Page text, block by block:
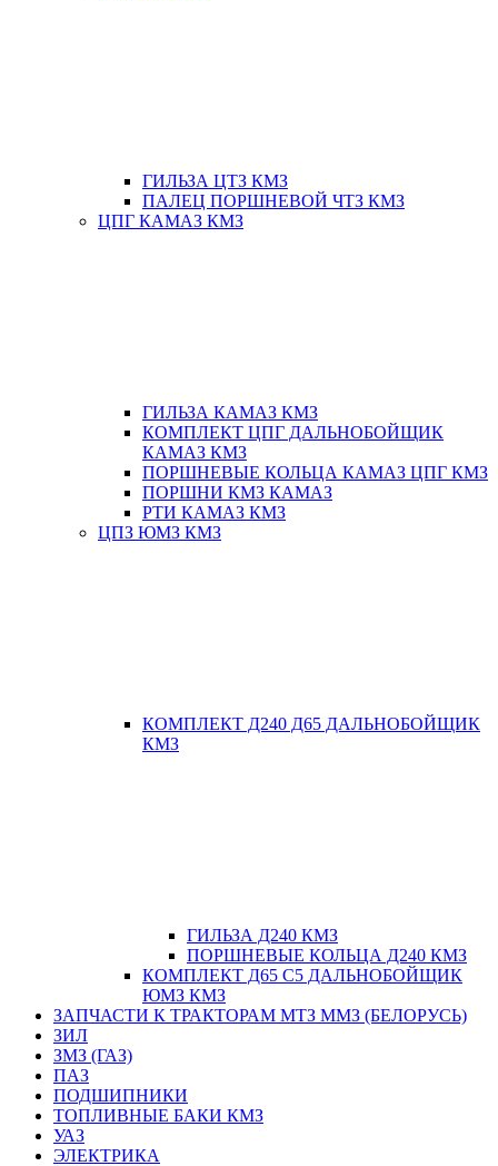
ГИЛЬЗА ЦТЗ КМЗ
ПАЛЕЦ ПОРШНЕВОЙ ЧТЗ КМЗ
ЦПГ КАМАЗ КМЗ
ГИЛЬЗА КАМАЗ КМЗ
КОМПЛЕКТ ЦПГ ДАЛЬНОБОЙЩИК
КАМАЗ КМЗ
ПОРШНЕВЫЕ КОЛЬЦА КАМАЗ ЦПГ КМЗ
ПОРШНИ КМЗ КАМАЗ
РТИ КАМАЗ КМЗ
ЦПЗ ЮМЗ КМЗ
КОМПЛЕКТ Д240 Д65 ДАЛЬНОБОЙЩИК
КМЗ
ГИЛЬЗА Д240 КМЗ
ПОРШНЕВЫЕ КОЛЬЦА Д240 КМЗ
КОМПЛЕКТ Д65 С5 ДАЛЬНОБОЙЩИК
ЮМЗ КМЗ
ЗАПЧАСТИ К ТРАКТОРАМ МТЗ ММЗ (БЕЛОРУСЬ)
ЗИЛ
ЗМЗ (ГАЗ)
ПАЗ
ПОДШИПНИКИ
ТОПЛИВНЫЕ БАКИ КМЗ
УАЗ
ЭЛЕКТРИКА